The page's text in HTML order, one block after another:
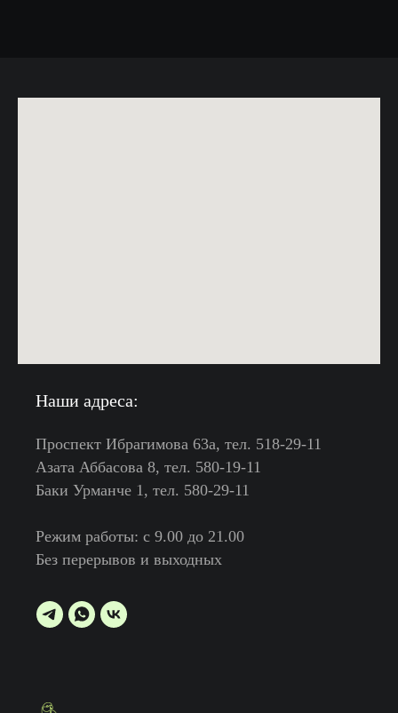
Наши адреса:
Проспект Ибрагимова 63а, тел. 518-29-11
Азата Аббасова 8, тел. 580-19-11
Баки Урманче 1, тел. 580-29-11
Режим работы: с 9.00 до 21.00
Без перерывов и выходных